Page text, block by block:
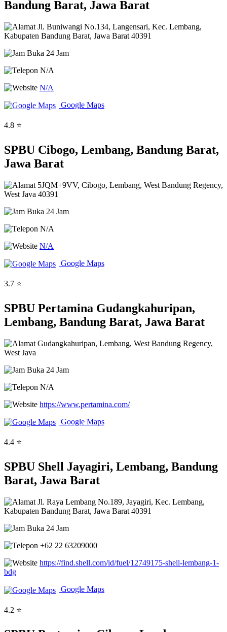
Bandung Barat, Jawa Barat
Jl. Buniwangi No.134, Langensari, Kec. Lembang,
Kabupaten Bandung Barat, Jawa Barat 40391
Buka 24 Jam
N/A
N/A
Google Maps
4.8 ⭐
SPBU Cibogo, Lembang, Bandung Barat,
Jawa Barat
5JQM+9VV, Cibogo, Lembang, West Bandung Regency,
West Java 40391
Buka 24 Jam
N/A
N/A
Google Maps
3.7 ⭐
SPBU Pertamina Gudangkahuripan,
Lembang, Bandung Barat, Jawa Barat
Gudangkahuripan, Lembang, West Bandung Regency,
West Java
Buka 24 Jam
N/A
https://www.pertamina.com/
Google Maps
4.4 ⭐
SPBU Shell Jayagiri, Lembang, Bandung
Barat, Jawa Barat
Jl. Raya Lembang No.189, Jayagiri, Kec. Lembang,
Kabupaten Bandung Barat, Jawa Barat 40391
Buka 24 Jam
+62 22 63209000
https://find.shell.com/id/fuel/12749175-shell-lembang-1-
bdg
Google Maps
4.2 ⭐